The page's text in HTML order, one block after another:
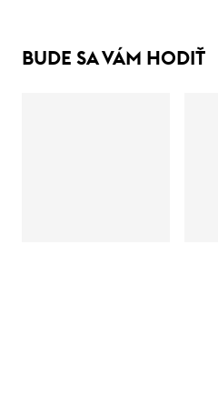
BUDE SA VÁM HODIŤ